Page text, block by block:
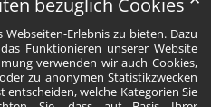
bezüglich Cookies
Erlebnis zu bieten. Dazu
Funktionieren unserer Website
verwenden wir auch Cookies,
zu anonymen Statistikzwecken
welche Kategorien Sie